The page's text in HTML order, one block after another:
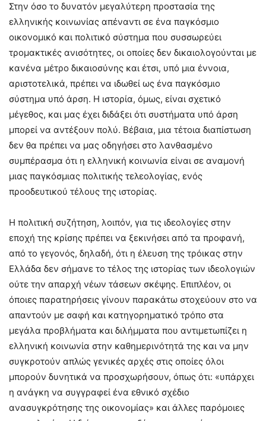
Στην όσο το δυνατόν μεγαλύτερη προστασία της
ελληνικής κοινωνίας απέναντι σε ένα παγκόσμιο
οικονομικό και πολιτικό σύστημα που συσσωρεύει
τρομακτικές ανισότητες, οι οποίες δεν δικαιολογούνται με
κανένα μέτρο δικαιοσύνης και έτσι, υπό μια έννοια,
αριστοτελικά, πρέπει να ιδωθεί ως ένα παγκόσμιο
σύστημα υπό άρση. Η ιστορία, όμως, είναι σχετικό
μέγεθος, και μας έχει διδάξει ότι συστήματα υπό άρση
μπορεί να αντέξουν πολύ. Βέβαια, μια τέτοια διαπίστωση
δεν θα πρέπει να μας οδηγήσει στο λανθασμένο
συμπέρασμα ότι η ελληνική κοινωνία είναι σε αναμονή
μιας παγκόσμιας πολιτικής τελεολογίας, ενός
προοδευτικού τέλους της ιστορίας.
Η πολιτική συζήτηση, λοιπόν, για τις ιδεολογίες στην
εποχή της κρίσης πρέπει να ξεκινήσει από τα προφανή,
από το γεγονός, δηλαδή, ότι η έλευση της τρόικας στην
Ελλάδα δεν σήμανε το τέλος της ιστορίας των ιδεολογιών
ούτε την απαρχή νέων τάσεων σκέψης. Επιπλέον, οι
όποιες παρατηρήσεις γίνουν παρακάτω στοχεύουν στο να
απαντούν με σαφή και κατηγορηματικό τρόπο στα
μεγάλα προβλήματα και διλήμματα που αντιμετωπίζει η
ελληνική κοινωνία στην καθημερινότητά της και να μην
συγκροτούν απλώς γενικές αρχές στις οποίες όλοι
μπορούν δυνητικά να προσχωρήσουν, όπως ότι: «υπάρχει
η ανάγκη να συγγραφεί ένα εθνικό σχέδιο
ανασυγκρότησης της οικονομίας» και άλλες παρόμοιες